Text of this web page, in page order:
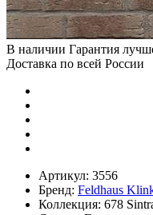
В наличии Гарантия
Доставка по всей России
Артикул: 3556
Бренд: Feldhaus
Коллекция: 678